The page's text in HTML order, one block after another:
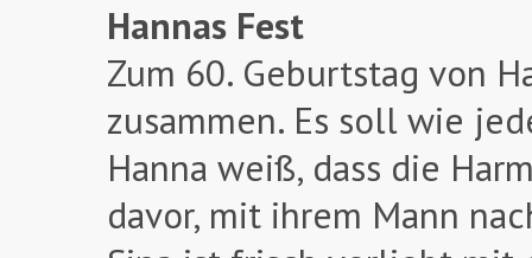
Hannas Fest
Zum 60. Geburtstag von
zusammen. Es soll wie
Hanna weiß, dass die
davor, mit ihrem Mann